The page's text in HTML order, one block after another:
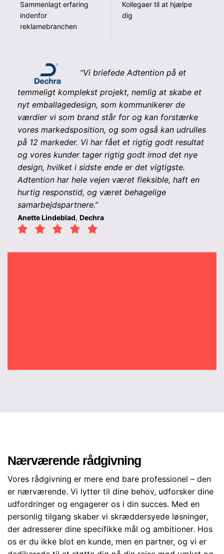
Sammenlagt erfaring
indenfor
reklamebranchen
Kollegaer til at hjælpe
dig
“Vi briefede Adtention på et
temmeligt komplekst projekt, nemlig at skabe et
nyt emballagedesign, som kommunikerer de
værdier vi som brand står for og kan forstærke
vores markedsposition, og som også kan udrulles
på 12 markeder. Vi har fået et rigtig godt resultat
og vores kunder tager rigtig godt imod det nye
design, hvilket i sidste ende er det vigtigste.
Adtention har hele vejen været fleksible, haft en
hurtig responstid, og været behagelige
samarbejdspartnere.”
Anette Lindeblad, Dechra
Nærværende rådgivning
Vores rådgivning er mere end bare professionel – den
er nærværende. Vi lytter til dine behov, udforsker dine
udfordringer og engagerer os i din succes. Med en
personlig tilgang skaber vi skræddersyede løsninger,
der adresserer dine specifikke mål og ambitioner. Hos
os er du ikke blot en kunde, men en partner, og vi er